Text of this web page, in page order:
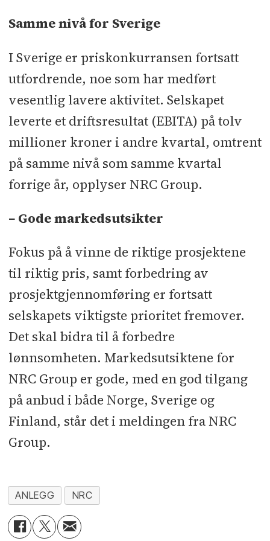
Samme nivå for Sverige
I Sverige er priskonkurransen fortsatt
utfordrende, noe som har medført
vesentlig lavere aktivitet. Selskapet
leverte et driftsresultat (EBITA) på tolv
millioner kroner i andre kvartal, omtrent
på samme nivå som samme kvartal
forrige år, opplyser NRC Group.
–Gode markedsutsikter
Fokus på å vinne de riktige prosjektene
til riktig pris, samt forbedring av
prosjektgjennomføring er fortsatt
selskapets viktigste prioritet fremover.
Det skal bidra til å forbedre
lønnsomheten. Markedsutsiktene for
NRC Group er gode, med en god tilgang
på anbud i både Norge, Sverige og
Finland, står det i meldingen fra NRC
Group.
ANLEGG NRC